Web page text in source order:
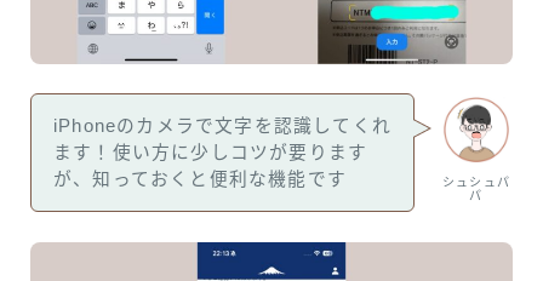
シュシュパ
パ
iPhoneのカメラで文字を認識してくれ
ます！使い方に少しコツが要ります
が、知っておくと便利な機能です